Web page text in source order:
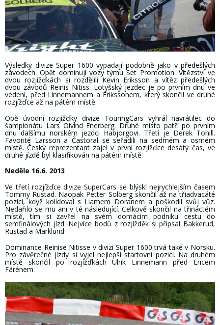
Výsledky divize Super 1600 vypadají podobně jako v předešlých
závodech. Opět dominují vozy týmu Set Promotion. Vítězství ve
dvou rozjížďkách si rozdělili Kevin Eriksson a vítěz předešlých
dvou závodů Reinis Nitiss. Lotyšský jezdec je po prvním dnu ve
vedení, před Linnemannem a Erikssonem, který skončil ve druhé
rozjížďce až na pátém místě.
Obě úvodní rozjížďky divize TouringCars vyhrál navrátilec do
šampionátu Lars Oivind Enerberg. Druhé místo patří po prvním
dnu dalšímu norském jezdci Habjorgovi. Třetí je Derek Tohill.
Favorité Larsson a Častoral se seřadili na sedmém a osmém
místě. Český reprezentant zajel v první rozjížďce desátý čas, ve
druhé jízdě byl klasifikován na pátém místě.
Neděle 16.6. 2013
Ve třetí rozjížďce divize SuperCars se blýskl nejrychlejším časem
Tommy Rustad. Naopak Petter Solberg skončil až na třiadvacáté
pozici, když kolidoval s Liamem Doranem a poškodil svůj vůz.
Nedařilo se mu ani v té následující. Celkově skončil na třináctém
místě, tím si zavřel na svém domácím podniku cestu do
semfinálových jízd. Nejvíce bodů z rozjížděk si připsal Bakkerud,
Rustad a Marklund.
Dominance Reinise Nitisse v divizi Super 1600 trvá také v Norsku.
Pro závěrečné jízdy si vyjel nejlepší startovní pozici. Na druhém
místě skončil po rozjížďkách Ulrik Linnemann před Ericem
Färénem.